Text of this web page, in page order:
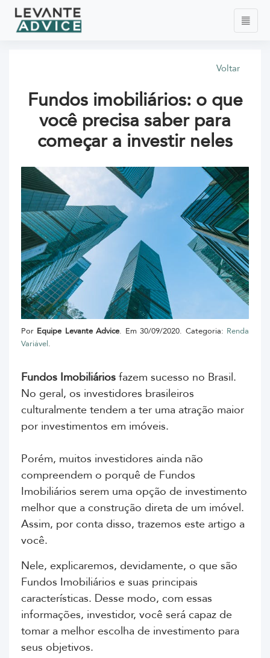
Voltar
Fundos imobiliários: o que
você precisa saber para
começar a investir neles
Por Equipe Levante Advice. Em 30/09/2020. Categoria: Renda
Variável.
Fundos Imobiliários fazem sucesso no Brasil.
No geral, os investidores brasileiros
culturalmente tendem a ter uma atração maior
por investimentos em imóveis.
Porém, muitos investidores ainda não
compreendem o porquê de Fundos
Imobiliários serem uma opção de investimento
melhor que a construção direta de um imóvel.
Assim, por conta disso, trazemos este artigo a
você.
Nele, explicaremos, devidamente, o que são
Fundos Imobiliários e suas principais
características. Desse modo, com essas
informações, investidor, você será capaz de
tomar a melhor escolha de investimento para
seus objetivos.